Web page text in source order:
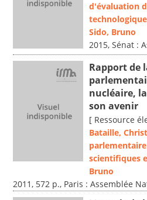
d'évaluation
Sido, Bruno
2015, Sénat :
Rapport de
nucléaire,
son avenir
[ Ressource
Bataille,
scientifiques
Bruno
2011, 572 p., Paris : Assemblée